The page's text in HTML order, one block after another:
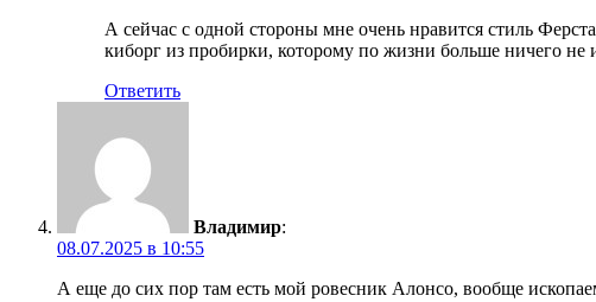
А сейчас с одной стороны мне очень нравится стиль
киборг из пробирки, которому по жизни больше ничего не
Ответить
Владимир:
08.07.2025 в 10:55
А еще до сих пор там есть мой ровесник Алонсо, вообще